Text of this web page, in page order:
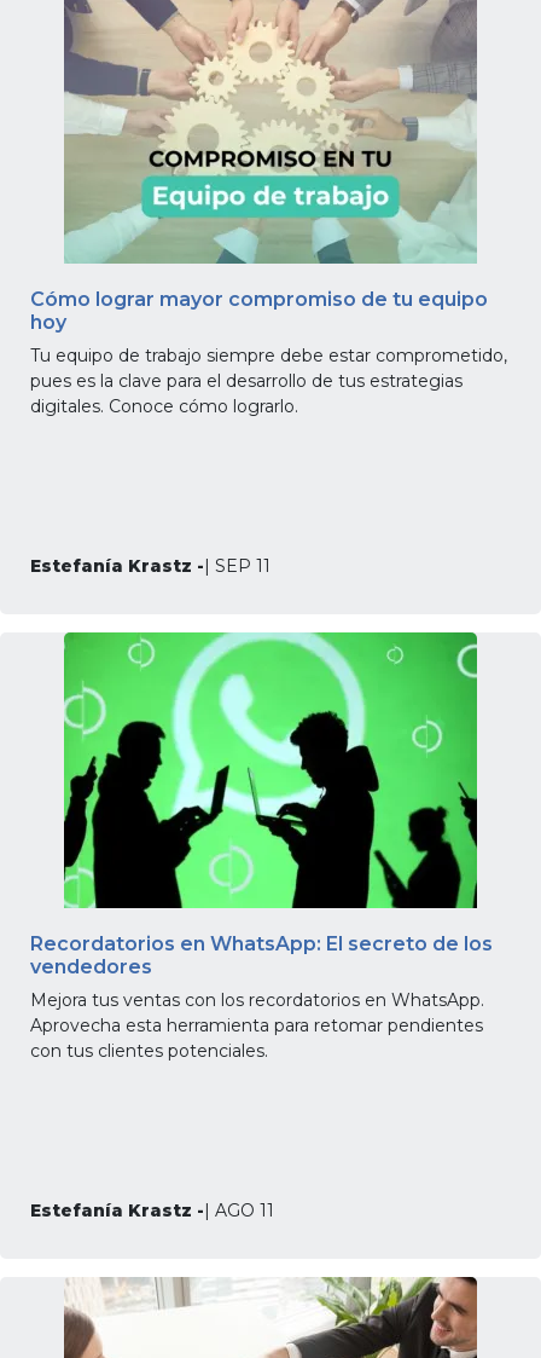
Cómo lograr mayor compromiso de tu equipo
hoy
Tu equipo de trabajo siempre debe estar comprometido,
pues es la clave para el desarrollo de tus estrategias
digitales. Conoce cómo lograrlo.
Estefanía Krastz -| SEP 11
Recordatorios en WhatsApp: El secreto de los
vendedores
Mejora tus ventas con los recordatorios en WhatsApp.
Aprovecha esta herramienta para retomar pendientes
con tus clientes potenciales.
Estefanía Krastz -| AGO 11